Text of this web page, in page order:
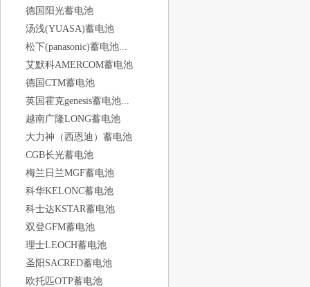
德国阳光蓄电池
汤浅(YUASA)蓄电池
松下(panasonic)蓄电池...
艾默科AMERCOM蓄电池
德国CTM蓄电池
英国霍克genesis蓄电池...
越南广隆LONG蓄电池
大力神（西恩迪）蓄电池
CGB长光蓄电池
梅兰日兰MGF蓄电池
科华KELONC蓄电池
科士达KSTAR蓄电池
双登GFM蓄电池
理士LEOCH蓄电池
圣阳SACRED蓄电池
欧托匹OTP蓄电池